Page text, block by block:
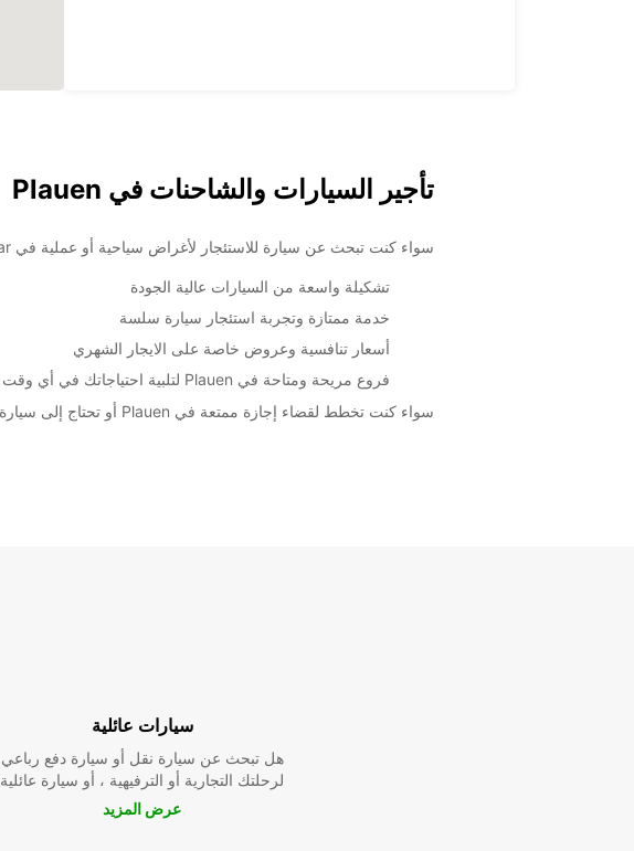
تأجير السيارات والشاحنات في Plauen
سواء كنت تبحث عن سيارة للاستئجار لأغراض سياحية أو عملية في Plauen، Europcar تقدم لك أفضل الخيارات من السيارات والشاحنات لتلبية احتياجاتك.
تشكيلة واسعة من السيارات عالية الجودة
خدمة ممتازة وتجربة استئجار سيارة سلسة
أسعار تنافسية وعروض خاصة على الايجار الشهري
فروع مريحة ومتاحة في Plauen لتلبية احتياجاتك في أي وقت
سواء كنت تخطط لقضاء إجازة ممتعة في Plauen أو تحتاج إلى سيارة لرحلة عمل، Europcar توفر لك خدمة استئجار السيارات والشاحنات التي تجعل تجربتك سهلة ومريحة.
سيارات عائلية
هل تبحث عن سيارة نقل أو سيارة دفع رباعي
لرحلتك التجارية أو الترفيهية ، أو سيارة عائلية
عرض المزيد